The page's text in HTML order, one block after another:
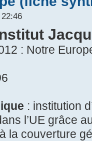
: Notre
: institution
l’UE grâce
la couverture